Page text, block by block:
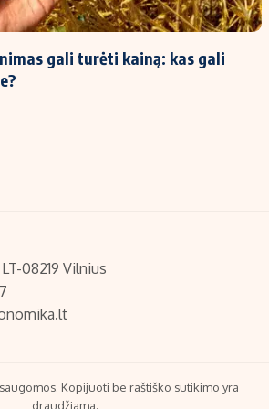
Titulinis
Nedarbo išmokos skaičiuoklė
gali turėti kainą: kas gali
08219 Vilnius
Kopijuoti be raštiško sutikimo yra
draudžiama.